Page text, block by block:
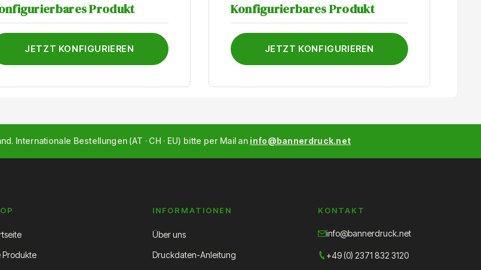
Produkt
JETZT KONFIGURIEREN
Konfigurierbares Produkt
JETZT KONFIGURIEREN
Internationale Bestellungen (AT · CH · EU) bitte per Mail an info@bannerdruck.net
Produkte
INFORMATIONEN
Über uns
Druckdaten-Anleitung
KONTAKT
info@bannerdruck.net
+49 (0) 2371 832 3120